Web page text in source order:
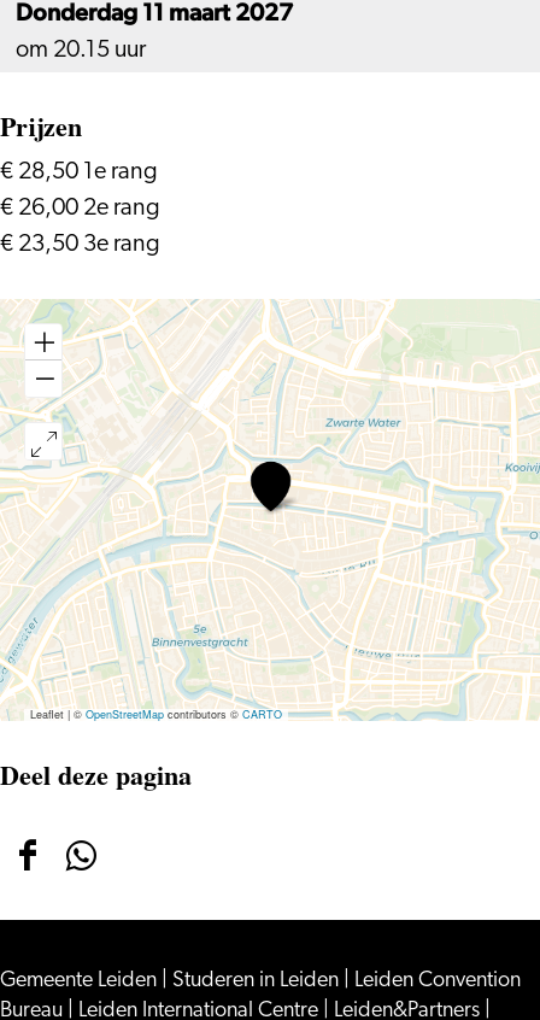
Donderdag 11 maart 2027
om 20.15 uur
Prijzen
€ 28,50 1e rang
€ 26,00 2e rang
€ 23,50 3e rang
Flip
Noorman
–
Bonobo
Leaflet|©OpenStreetMapcontributors ©CARTO
Deel deze pagina
Deel
op
Deel
op
Gemeente Leiden Studeren in Leiden
Leiden Convention
Bureau
Leiden International Centre Leiden&Partners